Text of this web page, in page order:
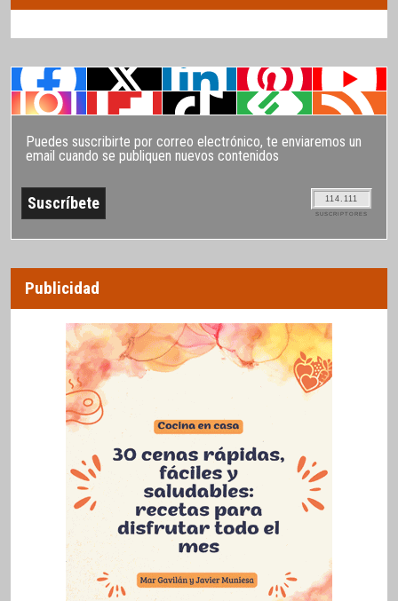
Puedes suscribirte por correo electrónico, te enviaremos un
email cuando se publiquen nuevos contenidos
114.111
SUSCRIPTORES
Publicidad